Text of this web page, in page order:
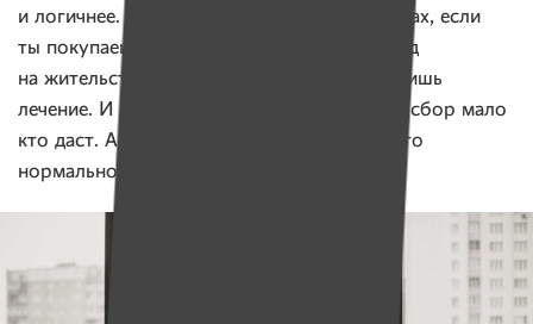
и логичнее. Потому что в некоторых странах, если
ты покупаешь недвижимость, тебе дают вид
на жительство, и ты соответственно получишь
лечение. И мы объясняли, вы что, на такой сбор мало
кто даст. А в Польше на такое дают, там это
нормально.